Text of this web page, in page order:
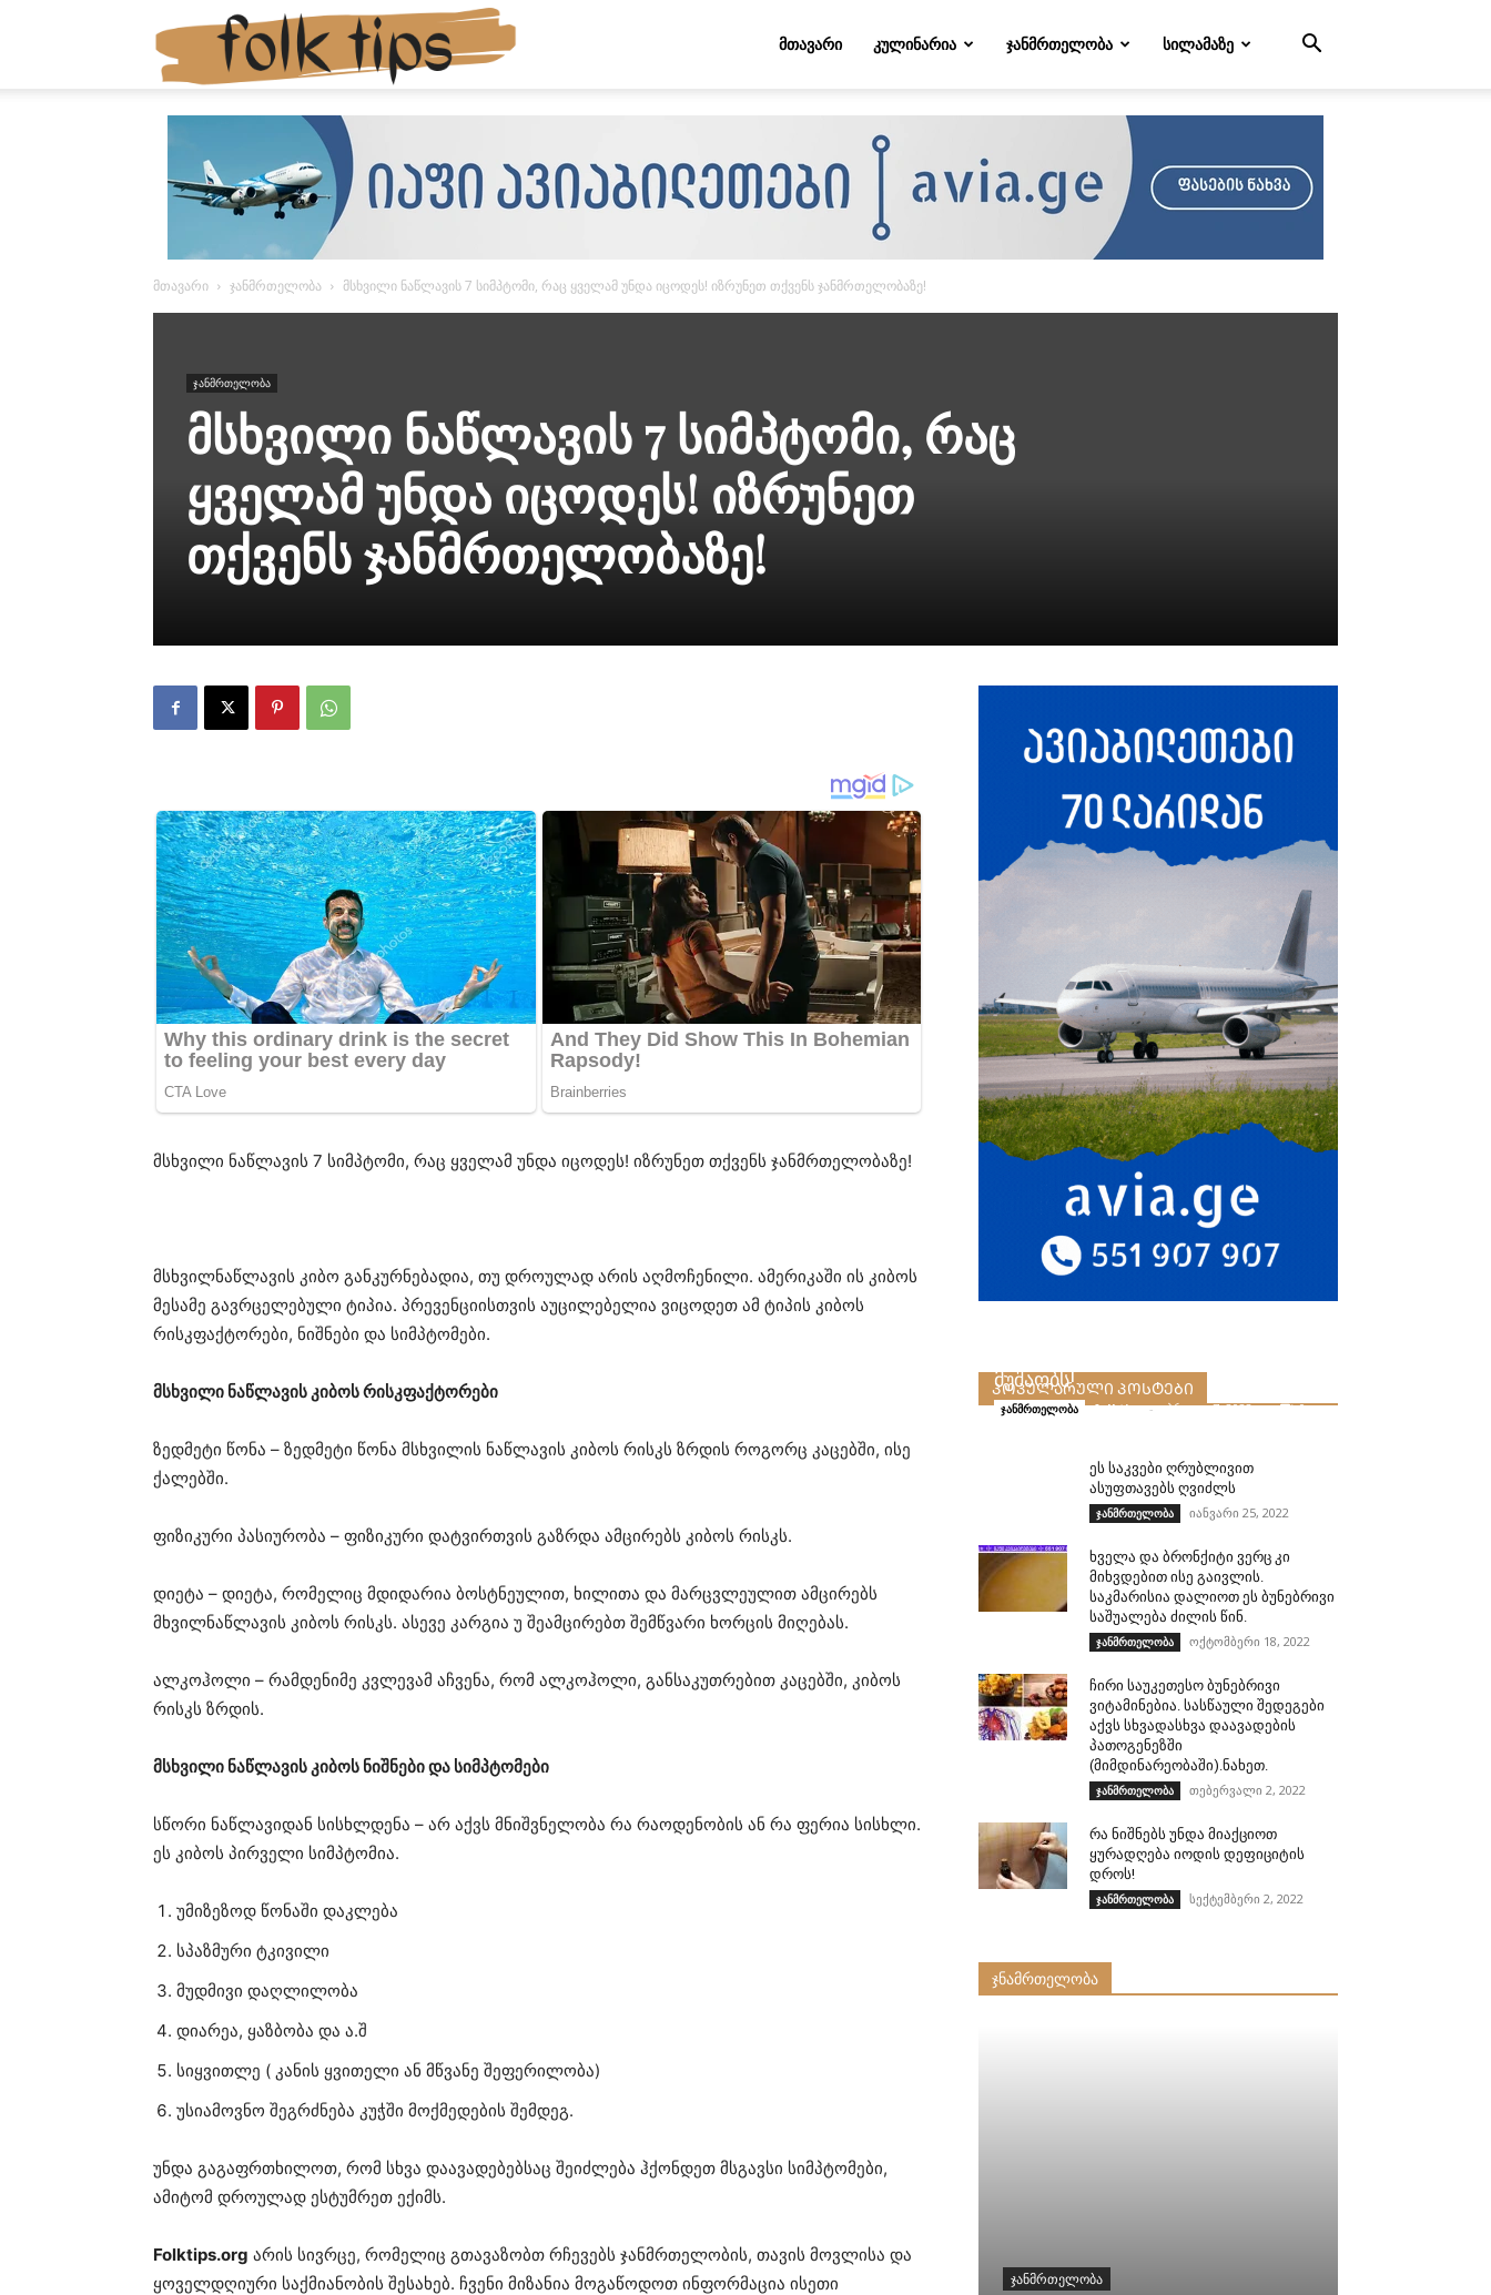
Folktips.org ᲛᲗᲐᲕᲐᲠᲘ ᲙᲣᲚᲘᲜᲐᲠᲘᲐ ᲯᲐᲜᲛᲠᲗᲔᲚᲝᲑᲐ ᲡᲘᲚᲐᲛᲐᲖᲔ
მთავარი ჯანმრთელობა მსხვილი ნაწლავის 7 სიმპტომი, რაც ყველამ უნდა იცოდეს! იზრუნეთ თქვენს ჯანმრთელობაზე!
ჯანმრთელობა
მსხვილი ნაწლავის 7 სიმპტომი, რაც
ყველამ უნდა იცოდეს! იზრუნეთ
თქვენს ჯანმრთელობაზე!
მსხვილი ნაწლავის 7 სიმპტომი, რაც ყველამ უნდა იცოდეს! იზრუნეთ თქვენს ჯანმრთელობაზე!
მსხვილნაწლავის კიბო განკურნებადია, თუ დროულად არის აღმოჩენილი. ამერიკაში ის კიბოს
მესამე გავრცელებული ტიპია. პრევენციისთვის აუცილებელია ვიცოდეთ ამ ტიპის კიბოს
რისკფაქტორები, ნიშნები და სიმპტომები.
მსხვილი ნაწლავის კიბოს რისკფაქტორები
ზედმეტი წონა – ზედმეტი წონა მსხვილის ნაწლავის კიბოს რისკს ზრდის როგორც კაცებში, ისე
ქალებში.
ფიზიკური პასიურობა – ფიზიკური დატვირთვის გაზრდა ამცირებს კიბოს რისკს.
დიეტა – დიეტა, რომელიც მდიდარია ბოსტნეულით, ხილითა და მარცვლეულით ამცირებს
მხვილნაწლავის კიბოს რისკს. ასევე კარგია უ შეამცირებთ შემწვარი ხორცის მიღებას.
ალკოჰოლი – რამდენიმე კვლევამ აჩვენა, რომ ალკოჰოლი, განსაკუთრებით კაცებში, კიბოს
რისკს ზრდის.
მსხვილი ნაწლავის კიბოს ნიშნები და სიმპტომები
სწორი ნაწლავიდან სისხლდენა – არ აქვს მნიშვნელობა რა რაოდენობის ან რა ფერია სისხლი.
ეს კიბოს პირველი სიმპტომია.
უმიზეზოდ წონაში დაკლება
სპაზმური ტკივილი
მუდმივი დაღლილობა
დიარეა, ყაზბობა და ა.შ
სიყვითლე ( კანის ყვითელი ან მწვანე შეფერილობა)
უსიამოვნო შეგრძნება კუჭში მოქმედების შემდეგ.
უნდა გაგაფრთხილოთ, რომ სხვა დაავადებებსაც შეიძლება ჰქონდეთ მსგავსი სიმპტომები,
ამიტომ დროულად ესტუმრეთ ექიმს.
Folktips.org არის სივრცე, რომელიც გთავაზობთ რჩევებს ჯანმრთელობის, თავის მოვლისა და
ყოველდღიური საქმიანობის შესახებ. ჩვენი მიზანია მოგაწოდოთ ინფორმაცია ისეთი
ᲞᲝᲞᲣᲚᲐᲠᲣᲚᲘ ᲞᲝᲡᲢᲔᲑᲘ
მუშაობს!
ჯანმრთელობა folktips - აპრილი 7, 2022 0
ეს საკვები ღრუბლივით
ასუფთავებს ღვიძლს
ჯანმრთელობა იანვარი 25, 2022
ხველა და ბრონქიტი ვერც კი
მიხვდებით ისე გაივლის.
საკმარისია დალიოთ ეს ბუნებრივი
საშუალება ძილის წინ.
ჯანმრთელობა ოქტომბერი 18, 2022
ჩირი საუკეთესო ბუნებრივი
ვიტამინებია. სასწაული შედეგები
აქვს სხვადასხვა დაავადების
პათოგენეზში
(მიმდინარეობაში).ნახეთ.
ჯანმრთელობა თებერვალი 2, 2022
რა ნიშნებს უნდა მიაქციოთ
ყურადღება იოდის დეფიციტის
დროს!
ჯანმრთელობა სექტემბერი 2, 2022
ჯნამრთელობა
ᲯᲐᲜᲛᲠᲗᲔᲚᲝᲑᲐ